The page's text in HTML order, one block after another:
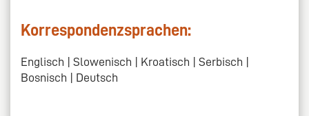
Korrespondenzsprachen:
Englisch | Slowenisch | Kroatisch | Serbisch |
Bosnisch | Deutsch